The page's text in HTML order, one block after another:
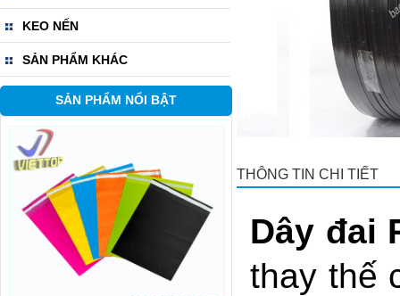
KEO NẾN
SẢN PHẨM KHÁC
SẢN PHẨM NỔI BẬT
THÔNG TIN CHI TIẾT
Dây đai
thay thế